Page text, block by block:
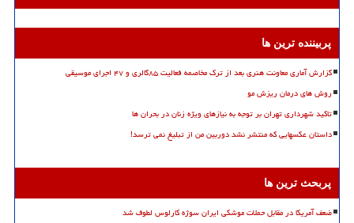
پربیننده ترین ها
گزارش آماری معاونت هنری بعد از ترک مخاصمه فعالیت ۸۵گالری و ۴۷ اجرای موسیقی
روش های درمان ریزش مو
تاکید شهرداری تهران بر توجه به نیازهای ویژه زنان در بحران ها
داستان عکسهایی که منتشر نشد دوربین من از تبلیغ نمی ترسد!
پربحث ترین ها
ضعف آمریکا در مقابل حملات موشکی ایران سوژه کارلوس لطوف شد